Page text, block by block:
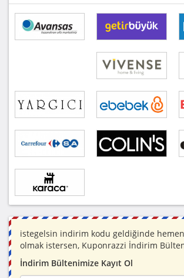
istegelsin indirim kodu geldiğinde
olmak istersen, Kuponrazzi İndirim
İndirim Bültenimize Kayıt Ol